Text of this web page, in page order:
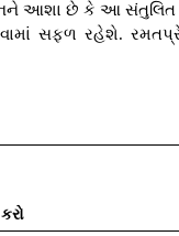
છે કે આ સંતુલિત અને
સફળ રહેશે.